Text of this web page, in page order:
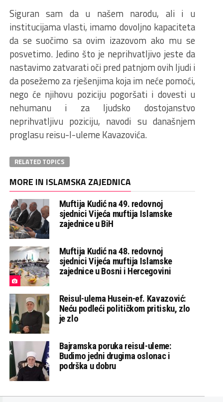
Siguran sam da u našem narodu, ali i u
institucijama vlasti, imamo dovoljno kapaciteta
da se suočimo sa ovim izazovom ako mu se
posvetimo. Jedino što je neprihvatljivo jeste da
nastavimo zatvarati oči pred patnjom ovih ljudi i
da posežemo za rješenjima koja im neće pomoći,
nego će njihovu poziciju pogoršati i dovesti u
nehumanu i za ljudsko dostojanstvo
neprihvatljivu poziciju, navodi su današnjem
proglasu reisu-l-uleme Kavazovića.
RELATED TOPICS
MORE IN ISLAMSKA ZAJEDNICA
Muftija Kudić na 49. redovnoj
sjednici Vijeća muftija Islamske
zajednice u BiH
Muftija Kudić na 48. redovnoj
sjednici Vijeća muftija Islamske
zajednice u Bosni i Hercegovini
Reisul-ulema Husein-ef. Kavazović:
Neću podleći političkom pritisku, zlo
je zlo
Bajramska poruka reisul-uleme:
Budimo jedni drugima oslonac i
podrška u dobru